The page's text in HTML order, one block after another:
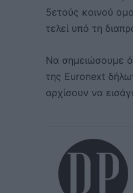
5ετούς κοινού
τελεί υπό τη
Να σημειώσουμε
της Euronext
αρχίσουν να